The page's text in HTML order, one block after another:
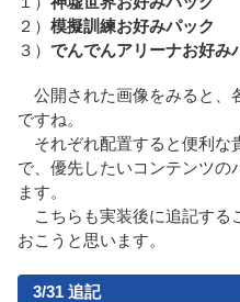
２） 模擬訓練お好みパック
３） でんでんアリーナお好み
公開された画像をみると、
ですね。
それぞれ配置すると便利な
で、優先したいコンテンツの
ます。
こちらも実装後に追記する
おこうと思います。
3/31 追記